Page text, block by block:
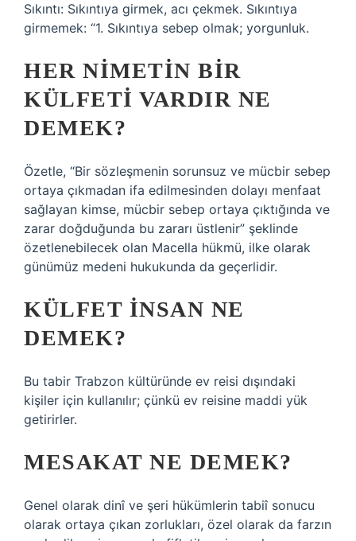
Sıkıntı: Sıkıntıya girmek, acı çekmek. Sıkıntıya
girmemek: “1. Sıkıntıya sebep olmak; yorgunluk.
HER NIMETIN BIR
KÜLFETI VARDIR NE
DEMEK?
Özetle, “Bir sözleşmenin sorunsuz ve mücbir sebep
ortaya çıkmadan ifa edilmesinden dolayı menfaat
sağlayan kimse, mücbir sebep ortaya çıktığında ve
zarar doğduğunda bu zararı üstlenir” şeklinde
özetlenebilecek olan Macella hükmü, ilke olarak
günümüz medeni hukukunda da geçerlidir.
KÜLFET INSAN NE
DEMEK?
Bu tabir Trabzon kültüründe ev reisi dışındaki
kişiler için kullanılır; çünkü ev reisine maddi yük
getirirler.
MESAKAT NE DEMEK?
Genel olarak dinî ve şeri hükümlerin tabiî sonucu
olarak ortaya çıkan zorlukları, özel olarak da farzın